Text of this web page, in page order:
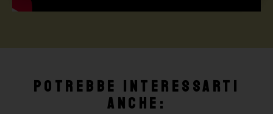
Potrebbe interessarti
anche: